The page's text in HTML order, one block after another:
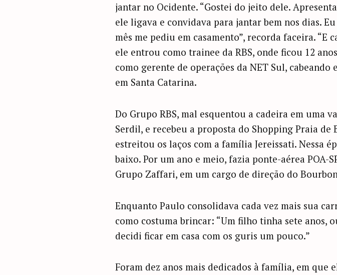
jantar no Ocidente. “Gostei do jeito dele.
ele ligava e convidava para jantar bem nos dias.
mês me pediu em casamento”, recorda faceira. “E
ele entrou como trainee da RBS, onde ficou 12
como gerente de operações da NET Sul,
em Santa Catarina.
Do Grupo RBS, mal esquentou a cadeira em uma
Serdil, e recebeu a proposta do Shopping Praia de
estreitou os laços com a família Jereissati. Nessa
baixo. Por um ano e meio, fazia ponte-aérea POA-
Grupo Zaffari, em um cargo de direção do
Enquanto Paulo consolidava cada vez mais sua
como costuma brincar: “Um filho tinha sete anos,
decidi ficar em casa com os guris um pouco.”
Foram dez anos mais dedicados à família, em